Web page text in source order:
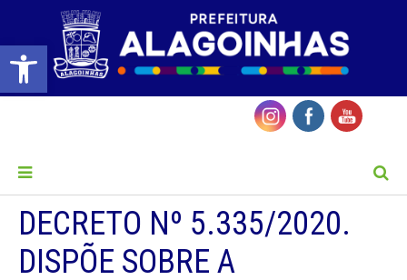
Barra de Ferramentas Aberta
DECRETO Nº 5.335/2020.
DISPÕE SOBRE A